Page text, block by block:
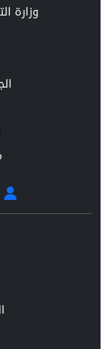
وزارة